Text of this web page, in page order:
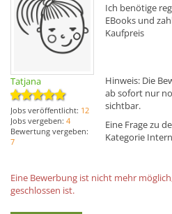
Tatjana
Jobs veröffentlicht: 12
Jobs vergeben: 4
Bewertung vergeben:
7
Ich benötige
EBooks und
Kaufpreis
Hinweis: Die
ab sofort nur
sichtbar.
Eine Frage zu
Kategorie
Eine Bewerbung ist nicht mehr
geschlossen ist.